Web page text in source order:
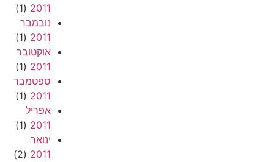
2011
(1)
נובמבר
2011
(1)
אוקטובר
2011
(1)
ספטמבר
2011
(1)
אפריל
2011
(1)
ינואר
2011
(2)